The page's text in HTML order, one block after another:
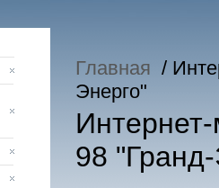
Главная /
Энерго"
98